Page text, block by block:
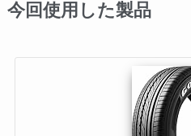
今回使用した製品